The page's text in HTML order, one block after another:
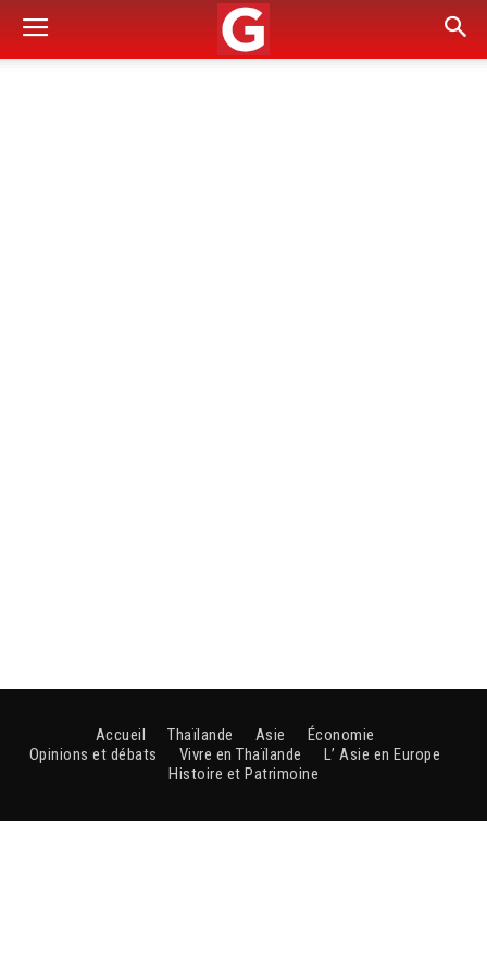
Accueil Thaïlande Asie
Économie
Opinions et débats
Vivre en Thaïlande
L’ Asie en Europe
Histoire et Patrimoine